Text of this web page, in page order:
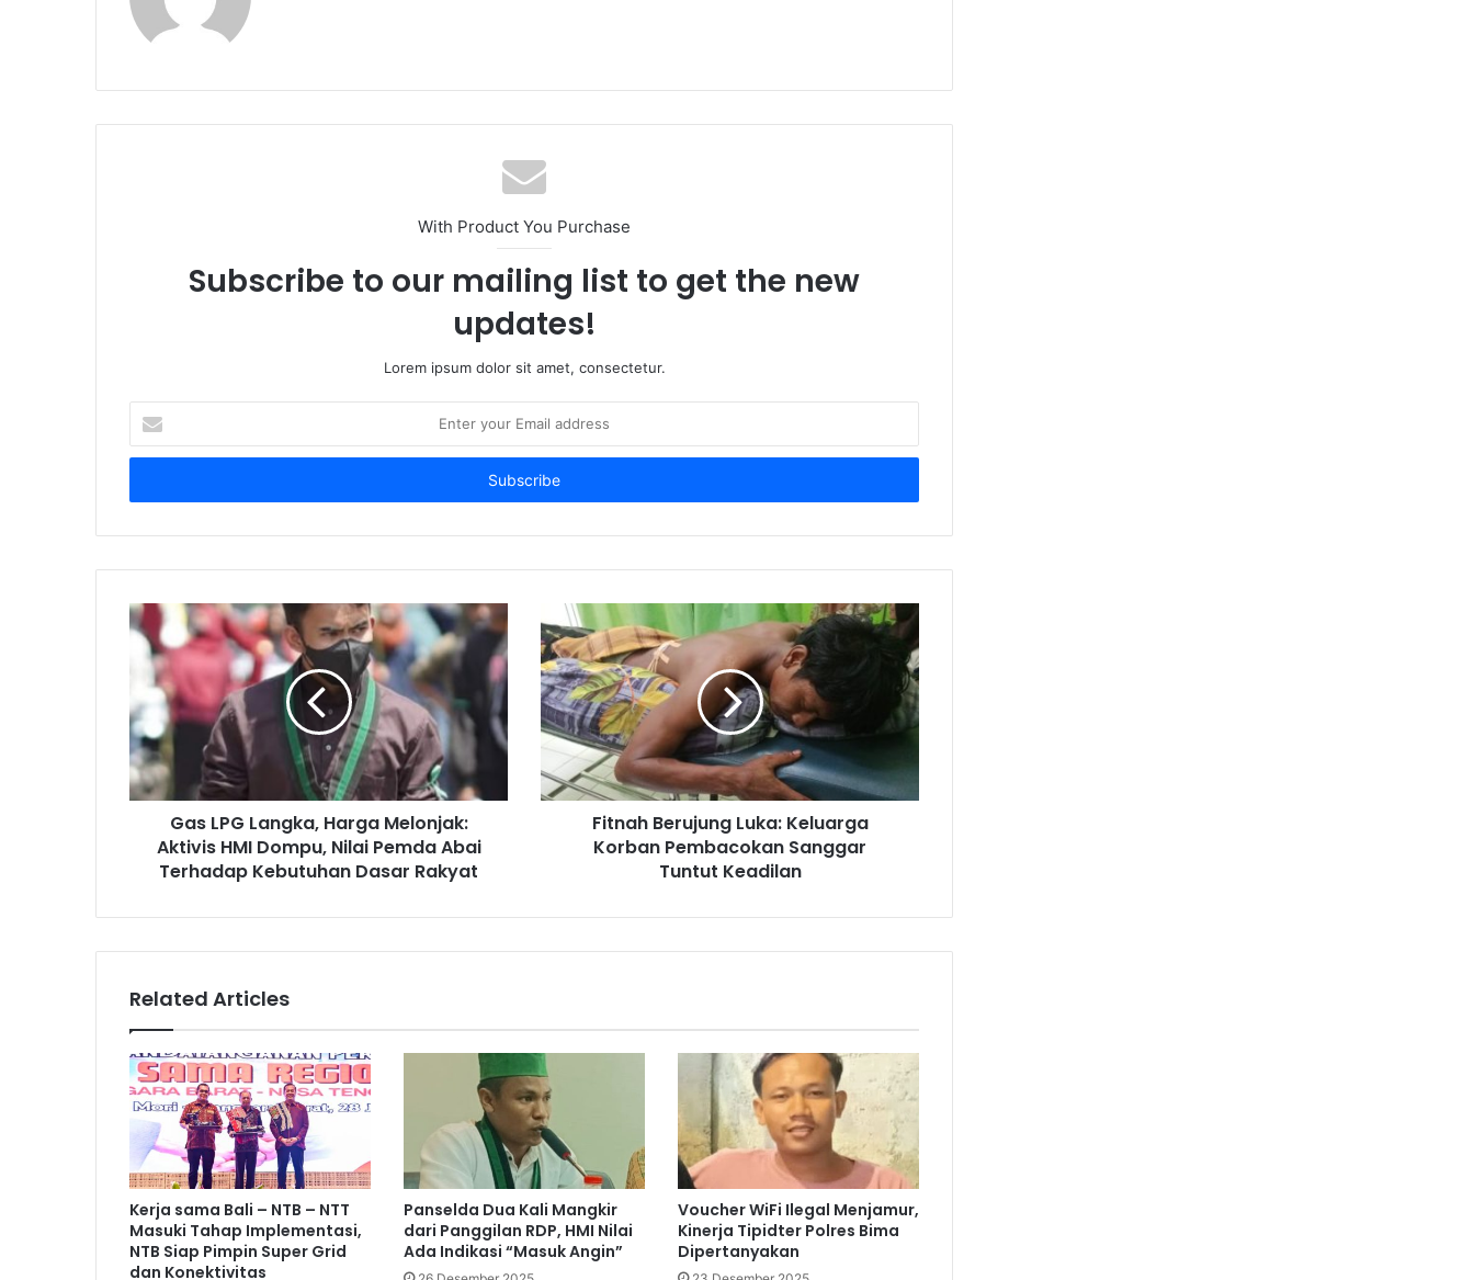
With Product You Purchase
Subscribe to our mailing list to get the new
updates!
Lorem ipsum dolor sit amet, consectetur.
Enter
your
Email
Gas LPG Langka, Harga Melonjak:
Aktivis HMI Dompu, Nilai Pemda Abai
Terhadap Kebutuhan Dasar Rakyat
Fitnah Berujung Luka: Keluarga
Korban Pembacokan Sanggar
Tuntut Keadilan
Related Articles
Kerja sama Bali – NTB – NTT
Masuki Tahap Implementasi,
NTB Siap Pimpin Super Grid
dan Konektivitas
Panselda Dua Kali Mangkir
dari Panggilan RDP, HMI Nilai
Ada Indikasi “Masuk Angin”
Voucher WiFi Ilegal Menjamur,
Kinerja Tipidter Polres Bima
Dipertanyakan